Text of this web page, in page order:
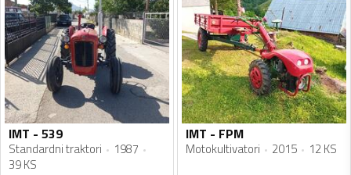
IMT - 539
Standardni traktori
1987
39 KS
IMT - FPM
Motokultivatori 2015 12 KS